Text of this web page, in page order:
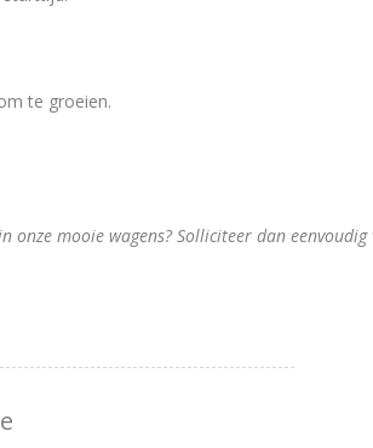
te groeien.
mooie wagens? Solliciteer dan eenvoudig